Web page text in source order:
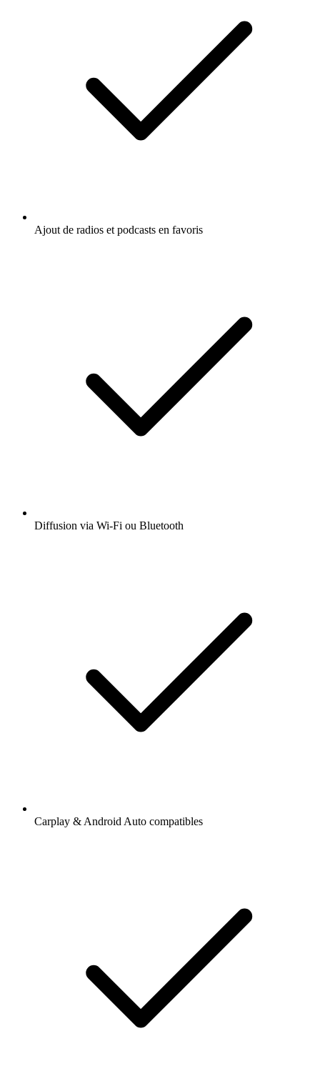
Ajout de radios et podcasts en favoris
Diffusion via Wi-Fi ou Bluetooth
Carplay & Android Auto compatibles